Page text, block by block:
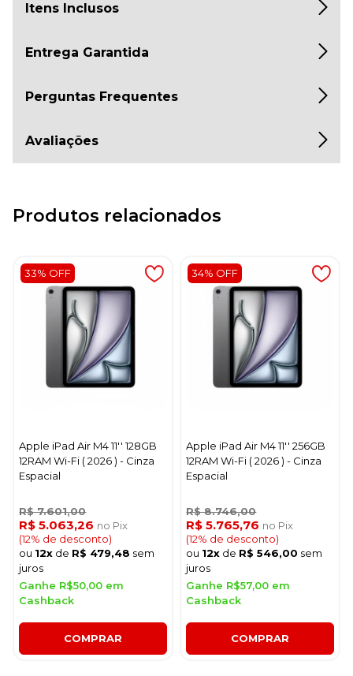
Itens Inclusos
Entrega Garantida
Perguntas Frequentes
Avaliações
Produtos relacionados
33% OFF
Apple iPad Air M4 11'' 128GB
12RAM Wi-Fi ( 2026 ) - Cinza
Espacial
R$ 7.601,00
R$ 5.063,26 no Pix
(12% de desconto)
ou 12x de R$ 479,48 sem
juros
Ganhe R$50,00 em
Cashback
COMPRAR
34% OFF
Apple iPad Air M4 11'' 256GB
12RAM Wi-Fi ( 2026 ) - Cinza
Espacial
R$ 8.746,00
R$ 5.765,76 no Pix
(12% de desconto)
ou 12x de R$ 546,00 sem
juros
Ganhe R$57,00 em
Cashback
COMPRAR